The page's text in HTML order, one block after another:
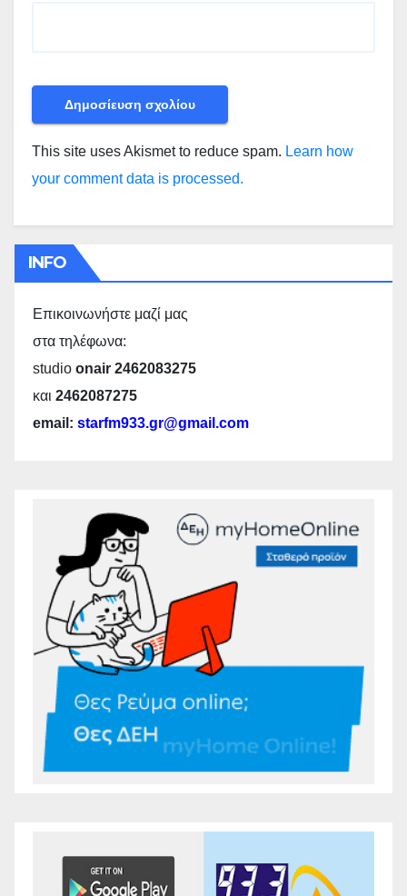
This site uses Akismet to reduce spam. Learn how
your comment data is processed.
INFO
Επικοινωνήστε μαζί μας
στα τηλέφωνα:
studio onair 2462083275
και 2462087275
email: starfm933.gr@gmail.com